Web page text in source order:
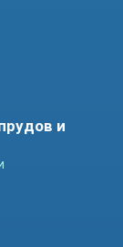
и